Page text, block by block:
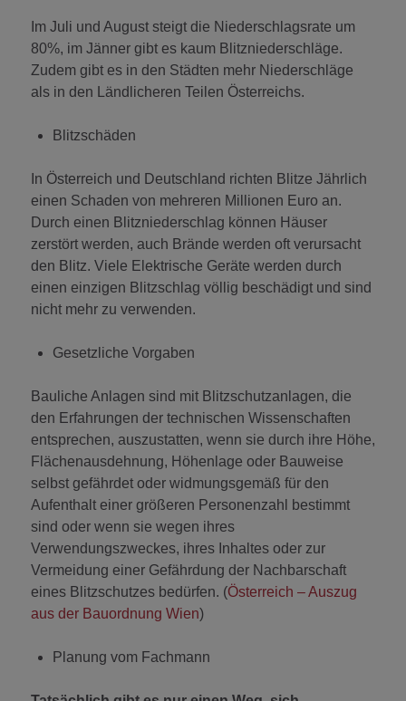
Im Juli und August steigt die Niederschlagsrate um
80%, im Jänner gibt es kaum Blitzniederschläge.
Zudem gibt es in den Städten mehr Niederschläge
als in den Ländlicheren Teilen Österreichs.
Blitzschäden
In Österreich und Deutschland richten Blitze Jährlich
einen Schaden von mehreren Millionen Euro an.
Durch einen Blitzniederschlag können Häuser
zerstört werden, auch Brände werden oft verursacht
den Blitz. Viele Elektrische Geräte werden durch
einen einzigen Blitzschlag völlig beschädigt und sind
nicht mehr zu verwenden.
Gesetzliche Vorgaben
Bauliche Anlagen sind mit Blitzschutzanlagen, die
den Erfahrungen der technischen Wissenschaften
entsprechen, auszustatten, wenn sie durch ihre Höhe,
Flächenausdehnung, Höhenlage oder Bauweise
selbst gefährdet oder widmungsgemäß für den
Aufenthalt einer größeren Personenzahl bestimmt
sind oder wenn sie wegen ihres
Verwendungszweckes, ihres Inhaltes oder zur
Vermeidung einer Gefährdung der Nachbarschaft
eines Blitzschutzes bedürfen. (Österreich – Auszug
aus der Bauordnung Wien)
Planung vom Fachmann